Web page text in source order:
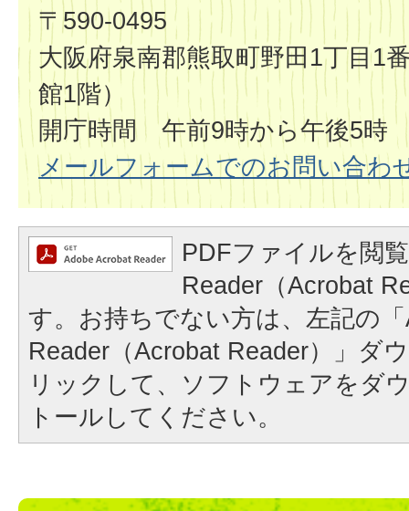
〒590-0495
大阪府泉南郡熊取町野田1丁目1
館1階）
開庁時間 午前9時から午後5時
メールフォームでのお問い合わ
PDFファイルを閲
Reader（Acrobat
す。お持ちでない方は、左記の
Reader（Acrobat Reader）」ダ
リックして、ソフトウェアをダ
トールしてください。